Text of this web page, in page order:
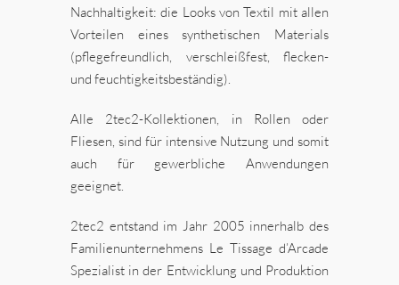
Nachhaltigkeit: die Looks von Textil mit allen
Vorteilen eines synthetischen Materials
(pflegefreundlich, verschleißfest, flecken-
und feuchtigkeitsbeständig).
Alle 2tec2-Kollektionen, in Rollen oder
Fliesen, sind für intensive Nutzung und somit
auch für gewerbliche Anwendungen
geeignet.
2tec2 entstand im Jahr 2005 innerhalb des
Familienunternehmens Le Tissage d’Arcade
Spezialist in der Entwicklung und Produktion